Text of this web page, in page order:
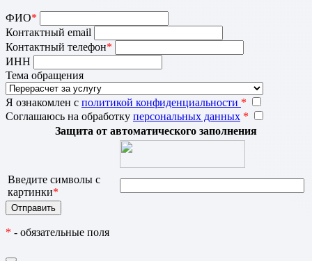
ФИО*
Контактный email
Контактный телефон*
ИНН
Тема обращения
Я ознакомлен с политикой конфиденциальности *
Соглашаюсь на обработку персональных данных *
Защита от автоматического заполнения
Введите символы с
картинки*
* - обязательные поля